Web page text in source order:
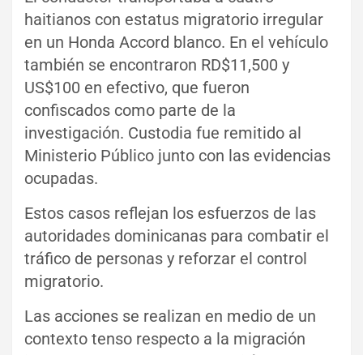
haitianos con estatus migratorio irregular
en un Honda Accord blanco. En el vehículo
también se encontraron RD$11,500 y
US$100 en efectivo, que fueron
confiscados como parte de la
investigación. Custodia fue remitido al
Ministerio Público junto con las evidencias
ocupadas.
Estos casos reflejan los esfuerzos de las
autoridades dominicanas para combatir el
tráfico de personas y reforzar el control
migratorio.
Las acciones se realizan en medio de un
contexto tenso respecto a la migración